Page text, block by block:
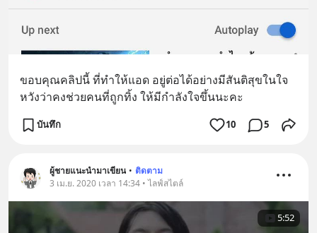
ขอบคุณคลิปนี้ ที่ทำให้แอด อยู่ต่อได้อย่างมีสันติสุขในใจ
หวังว่าคงช่วยคนที่ถูกทิ้ง ให้มีกำลังใจขึ้นนะคะ
บันทึก 10 5
ผู้ชายแนะนำมาเขียน • ติดตาม
3 เม.ย. 2020 เวลา 14:34 • ไลฟ์สไตล์
5:52